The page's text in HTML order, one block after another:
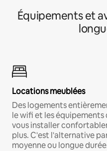
Équipements et
Locations meublées
Des logements
le wifi et les
vous installer
plus. C'est l'alternative
moyenne ou longue